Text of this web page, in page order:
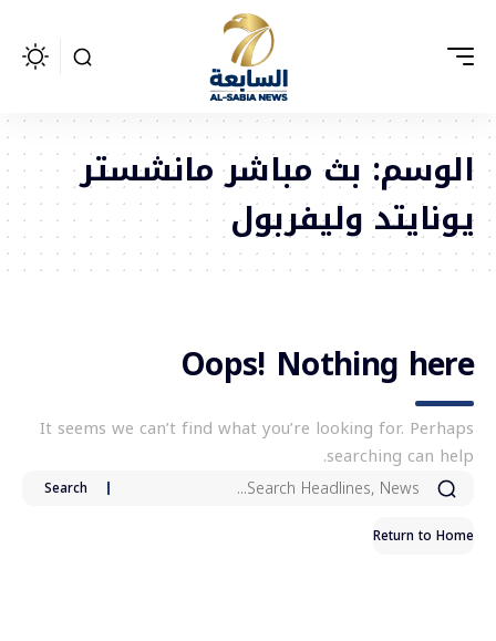
الوسم: بث مباشر مانشستر
يونايتد وليفربول
Oops! Nothing here
It seems we can’t find what you’re looking for. Perhaps
searching can help.
Return to Home